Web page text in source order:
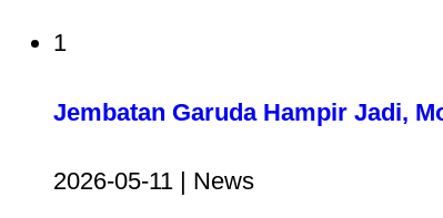
1
Jembatan Garuda Hampir Jadi,
2026-05-11 | News